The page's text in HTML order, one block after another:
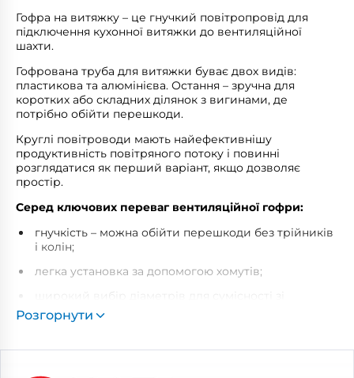
Гофра на витяжку – це гнучкий повітропровід для
підключення кухонної витяжки до вентиляційної
шахти.
Гофрована труба для витяжки буває двох видів:
пластикова та алюмінієва. Остання – зручна для
коротких або складних ділянок з вигинами, де
потрібно обійти перешкоди.
Круглі повітроводи мають найефективнішу
продуктивність повітряного потоку і повинні
розглядатися як перший варіант, якщо дозволяє
простір.
Серед ключових переваг вентиляційної гофри:
гнучкість – можна обійти перешкоди без трійників
і колін;
легка установка за допомогою хомутів;
широкий вибір діаметрів для сумісності зі
стандартними витяжками.
працює
Розгорнути